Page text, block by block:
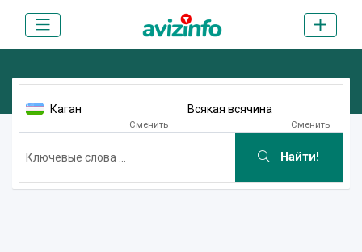
Каган
Сменить
Всякая всячина
Сменить
Найти!